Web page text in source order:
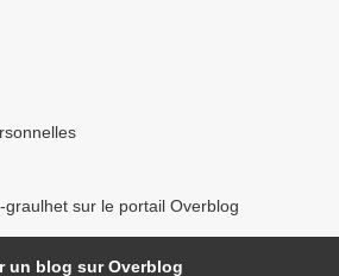
sur le portail Overblog
un blog sur Overblog